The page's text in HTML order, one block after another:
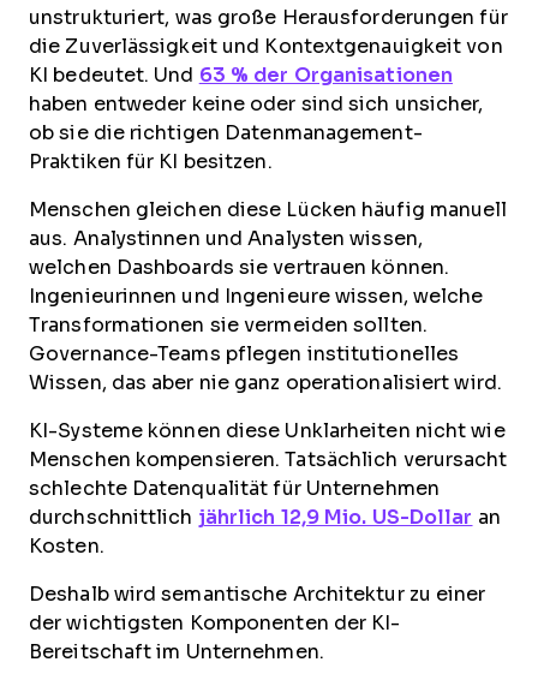
unstrukturiert, was große Herausforderungen für
die Zuverlässigkeit und Kontextgenauigkeit von
KI bedeutet. Und 63 % der Organisationen
haben entweder keine oder sind sich unsicher,
ob sie die richtigen Datenmanagement-
Praktiken für KI besitzen.
Menschen gleichen diese Lücken häufig manuell
aus. Analystinnen und Analysten wissen,
welchen Dashboards sie vertrauen können.
Ingenieurinnen und Ingenieure wissen, welche
Transformationen sie vermeiden sollten.
Governance-Teams pflegen institutionelles
Wissen, das aber nie ganz operationalisiert wird.
KI-Systeme können diese Unklarheiten nicht wie
Menschen kompensieren. Tatsächlich verursacht
schlechte Datenqualität für Unternehmen
durchschnittlich jährlich 12,9 Mio. US-Dollar an
Kosten.
Deshalb wird semantische Architektur zu einer
der wichtigsten Komponenten der KI-
Bereitschaft im Unternehmen.